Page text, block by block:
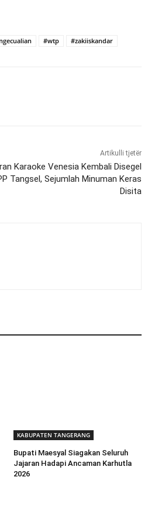
#wtp #zakiiskandar
Artikulli tjetër
Karaoke Venesia Kembali Disegel
Tangsel, Sejumlah Minuman Keras
Disita
KABUPATEN TANGERANG
Bupati Maesyal Siagakan Seluruh
Jajaran Hadapi Ancaman Karhutla
2026